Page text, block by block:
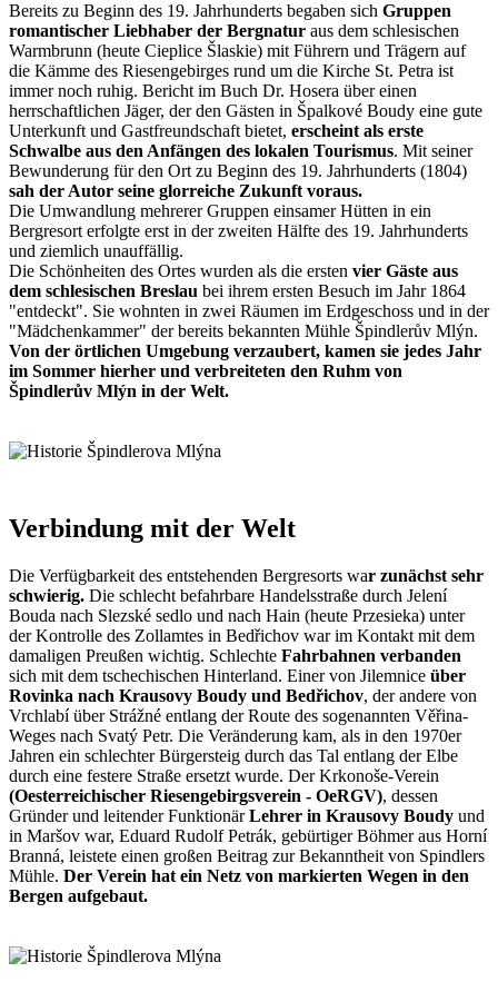
Bereits zu Beginn des 19. Jahrhunderts begaben sich Gruppen
romantischer Liebhaber der Bergnatur aus dem schlesischen
Warmbrunn (heute Cieplice Šlaskie) mit Führern und Trägern auf
die Kämme des Riesengebirges rund um die Kirche St. Petra ist
immer noch ruhig. Bericht im Buch Dr. Hosera über einen
herrschaftlichen Jäger, der den Gästen in Špalkové Boudy eine gute
Unterkunft und Gastfreundschaft bietet, erscheint als erste
Schwalbe aus den Anfängen des lokalen Tourismus. Mit seiner
Bewunderung für den Ort zu Beginn des 19. Jahrhunderts (1804)
sah der Autor seine glorreiche Zukunft voraus.
Die Umwandlung mehrerer Gruppen einsamer Hütten in ein
Bergresort erfolgte erst in der zweiten Hälfte des 19. Jahrhunderts
und ziemlich unauffällig.
Die Schönheiten des Ortes wurden als die ersten vier Gäste aus
dem schlesischen Breslau bei ihrem ersten Besuch im Jahr 1864
"entdeckt". Sie wohnten in zwei Räumen im Erdgeschoss und in der
"Mädchenkammer" der bereits bekannten Mühle Špindlerův Mlýn.
Von der örtlichen Umgebung verzaubert, kamen sie jedes Jahr
im Sommer hierher und verbreiteten den Ruhm von
Špindlerův Mlýn in der Welt.
Verbindung mit der Welt
Die Verfügbarkeit des entstehenden Bergresorts war zunächst sehr
schwierig. Die schlecht befahrbare Handelsstraße durch Jelení
Bouda nach Slezské sedlo und nach Hain (heute Przesieka) unter
der Kontrolle des Zollamtes in Bedřichov war im Kontakt mit dem
damaligen Preußen wichtig. Schlechte Fahrbahnen verbanden
sich mit dem tschechischen Hinterland. Einer von Jilemnice über
Rovinka nach Krausovy Boudy und Bedřichov, der andere von
Vrchlabí über Strážné entlang der Route des sogenannten Věřina-
Weges nach Svatý Petr. Die Veränderung kam, als in den 1970er
Jahren ein schlechter Bürgersteig durch das Tal entlang der Elbe
durch eine festere Straße ersetzt wurde. Der Krkonoše-Verein
(Oesterreichischer Riesengebirgsverein - OeRGV), dessen
Gründer und leitender FunktionärLehrer in Krausovy Boudy und
in Maršov war, Eduard Rudolf Petrák, gebürtiger Böhmer aus Horní
Branná, leistete einen großen Beitrag zur Bekanntheit von Spindlers
Mühle. Der Verein hat ein Netz von markierten Wegen in den
Bergen aufgebaut.